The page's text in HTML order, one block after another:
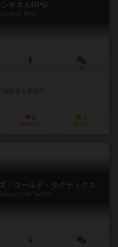
チネルRPG
RPG
0
お気に入り
3
持ってる
：コールド・タクティクス
Cold Tactics